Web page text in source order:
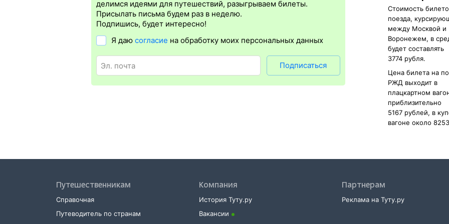
бланке.Электронная регистрациядоступна почти для всех заказов, исключение составляют поезда
дорог СНГ. Для посадки в поезд понадобится оригинал удостоверения личности, указанный в
билете. А в случае отсутствия электронной регистрации еще и распечатка посадочного купона.
делимся идеями для путешествий, разыгрываем билеты.
Присылать письма будем раз в неделю.
Подпишись, будет интересно!
Я даю согласие на обработку моих персональных данных
Подписаться
Стоимость
поезда,
между Москвой и
Воронежем, в
будет составлять
3774 рубля.
Цена билета на
РЖД выходит в
плацкартном
приблизительно
5167 рублей, в
вагоне около
Путешественникам
Справочная
Путеводитель по странам
Компания
История Туту.ру
Вакансии
Партнерам
Реклама на Туту.ру